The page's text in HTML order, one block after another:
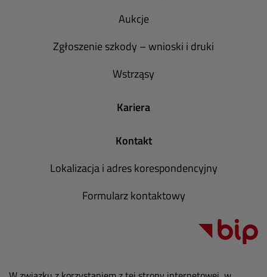
Aukcje
Zgłoszenie szkody – wnioski i druki
Wstrząsy
Kariera
Kontakt
Lokalizacja i adres korespondencyjny
Formularz kontaktowy